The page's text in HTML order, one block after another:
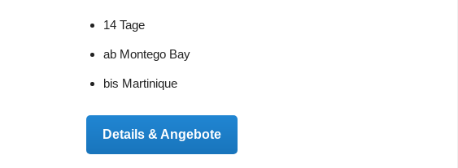
14 Tage
ab Montego Bay
bis Martinique
Details & Angebote